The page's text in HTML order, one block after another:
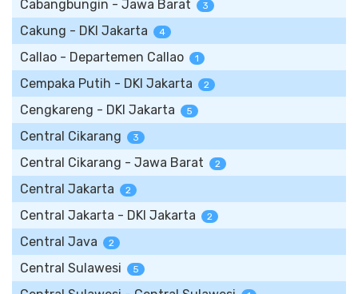
Cabangbungin - Jawa Barat 3
Cakung - DKI Jakarta 4
Callao - Departemen Callao 1
Cempaka Putih - DKI Jakarta 2
Cengkareng - DKI Jakarta 5
Central Cikarang 3
Central Cikarang - Jawa Barat 2
Central Jakarta 2
Central Jakarta - DKI Jakarta 2
Central Java 2
Central Sulawesi 5